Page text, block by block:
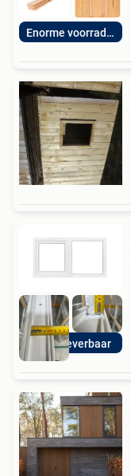
Enorme voorraden!
Direct leverbaar